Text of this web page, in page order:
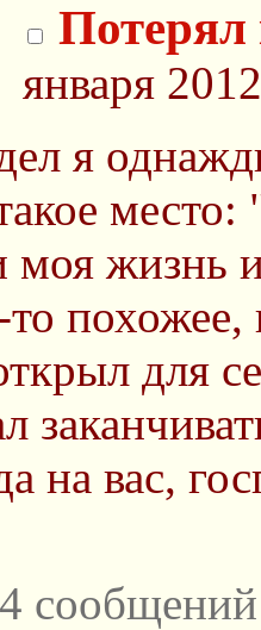
Потерял
января
я
моя жизнь
похожее,
для
на вас,